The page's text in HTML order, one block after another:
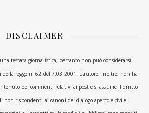
DISCLAIMER
testata giornalistica, pertanto non può considerarsi
legge n. 62 del 7.03.2001. L’autore, inoltre, non ha
dei commenti relativi ai post e si assume il diritto
non rispondenti ai canoni del dialogo aperto e civile.